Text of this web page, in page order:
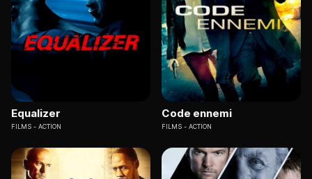
Equalizer
FILMS ACTION
Code ennemi
FILMS ACTION